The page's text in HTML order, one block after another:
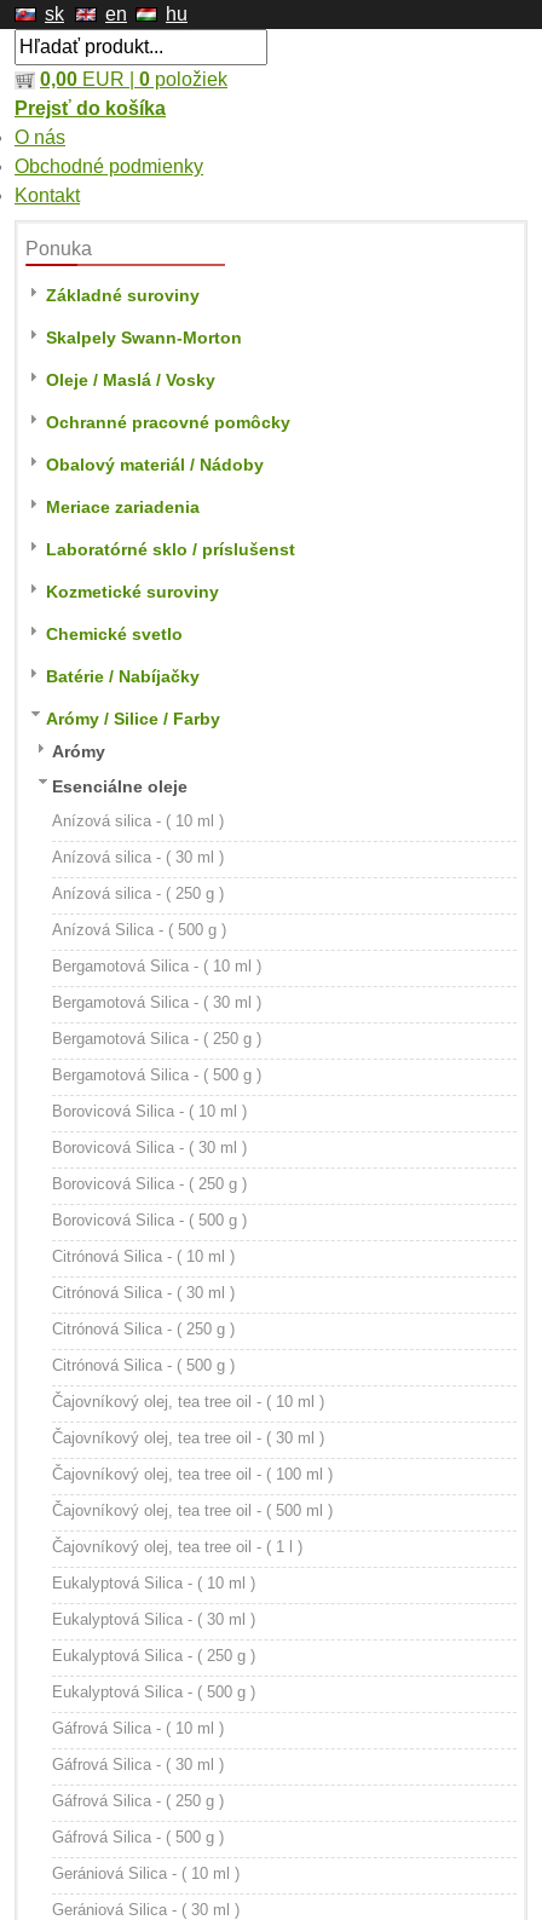
sk en hu
0,00 EUR | 0 položiek
Prejsť do košíka
O nás
Obchodné podmienky
Kontakt
Ponuka
Základné suroviny
Skalpely Swann-Morton
Oleje / Maslá / Vosky
Ochranné pracovné pomôcky
Obalový materiál / Nádoby
Meriace zariadenia
Laboratórné sklo / príslušenst
Kozmetické suroviny
Chemické svetlo
Batérie / Nabíjačky
Arómy / Silice / Farby
Arómy
Esenciálne oleje
Anízová silica - ( 10 ml )
Anízová silica - ( 30 ml )
Anízová silica - ( 250 g )
Anízová Silica - ( 500 g )
Bergamotová Silica - ( 10 ml )
Bergamotová Silica - ( 30 ml )
Bergamotová Silica - ( 250 g )
Bergamotová Silica - ( 500 g )
Borovicová Silica - ( 10 ml )
Borovicová Silica - ( 30 ml )
Borovicová Silica - ( 250 g )
Borovicová Silica - ( 500 g )
Citrónová Silica - ( 10 ml )
Citrónová Silica - ( 30 ml )
Citrónová Silica - ( 250 g )
Citrónová Silica - ( 500 g )
Čajovníkový olej, tea tree oil - ( 10 ml )
Čajovníkový olej, tea tree oil - ( 30 ml )
Čajovníkový olej, tea tree oil - ( 100 ml )
Čajovníkový olej, tea tree oil - ( 500 ml )
Čajovníkový olej, tea tree oil - ( 1 l )
Eukalyptová Silica - ( 10 ml )
Eukalyptová Silica - ( 30 ml )
Eukalyptová Silica - ( 250 g )
Eukalyptová Silica - ( 500 g )
Gáfrová Silica - ( 10 ml )
Gáfrová Silica - ( 30 ml )
Gáfrová Silica - ( 250 g )
Gáfrová Silica - ( 500 g )
Gerániová Silica - ( 10 ml )
Gerániová Silica - ( 30 ml )